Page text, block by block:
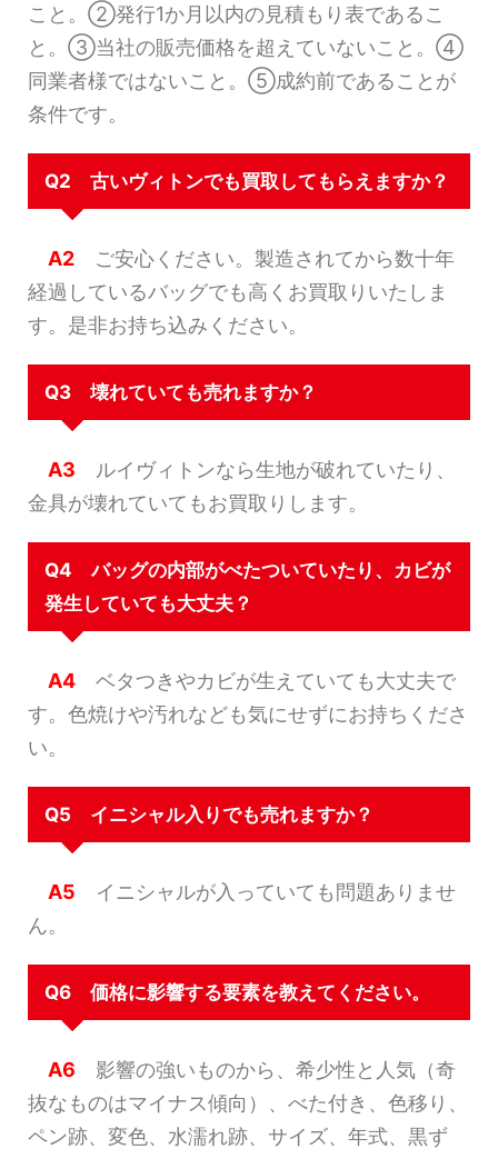
こと。②発行1か月以内の見積もり表であるこ
と。③当社の販売価格を超えていないこと。④
同業者様ではないこと。⑤成約前であることが
条件です。
Q2 古いヴィトンでも買取してもらえますか？
A2 ご安心ください。製造されてから数十年
経過しているバッグでも高くお買取りいたしま
す。是非お持ち込みください。
Q3 壊れていても売れますか？
A3 ルイヴィトンなら生地が破れていたり、
金具が壊れていてもお買取りします。
Q4 バッグの内部がべたついていたり、カビが
発生していても大丈夫？
A4 ベタつきやカビが生えていても大丈夫で
す。色焼けや汚れなども気にせずにお持ちくださ
い。
Q5 イニシャル入りでも売れますか？
A5 イニシャルが入っていても問題ありませ
ん。
Q6 価格に影響する要素を教えてください。
A6 影響の強いものから、希少性と人気（奇
抜なものはマイナス傾向）、べた付き、色移り、
ペン跡、変色、水濡れ跡、サイズ、年式、黒ず